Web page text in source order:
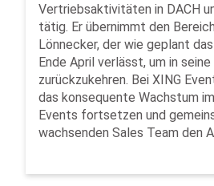
Vertriebsaktivitäten in DACH
tätig. Er übernimmt den
Lönnecker, der wie geplant
Ende April verlässt, um in
zurückzukehren. Bei XING
das konsequente Wachstum
Events fortsetzen und
wachsenden Sales Team den